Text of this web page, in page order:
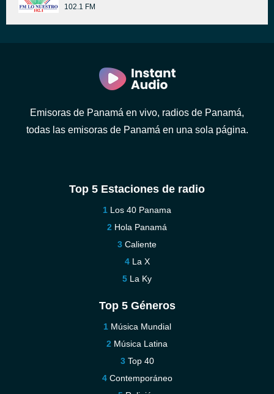
102.1 FM
Emisoras de Panamá en vivo, radios de Panamá,
todas las emisoras de Panamá en una sola página.
Top 5 Estaciones de radio
Los 40 Panama
Hola Panamá
Caliente
La X
La Ky
Top 5 Géneros
Música Mundial
Música Latina
Top 40
Contemporáneo